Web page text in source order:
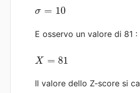
σ = 10
E osservo un valore di 81 :
X = 81
Il valore dello Z-score si